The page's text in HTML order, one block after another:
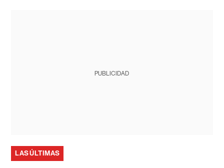
PUBLICIDAD
LAS ÚLTIMAS